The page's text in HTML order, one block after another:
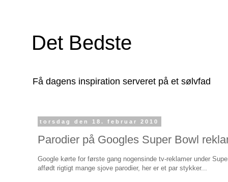
Det Bedste
Få dagens inspiration serveret på et sølvfad
torsdag den 18. februar 2010
Parodier på Googles Super Bowl
Google kørte for første gang nogensinde tv-reklamer under
affødt rigtigt mange sjove parodier, her er et par stykker...